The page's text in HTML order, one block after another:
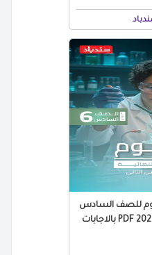
للصف السادس